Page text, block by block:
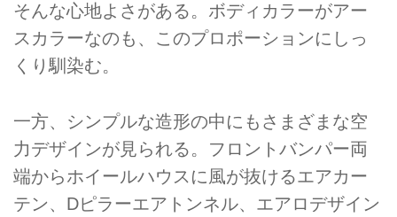
そんな心地よさがある。ボディカラーがアー
スカラーなのも、このプロポーションにしっ
くり馴染む。
一方、シンプルな造形の中にもさまざまな空
力デザインが見られる。フロントバンパー両
端からホイールハウスに風が抜けるエアカー
テン、Dピラーエアトンネル、エアロデザイン